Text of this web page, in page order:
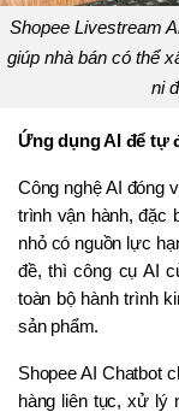
Shopee Livestream
giúp nhà bán có thể
ni
Ứng dụng AI để tự
Công nghệ AI đóng
trình vận hành, đặc
nhỏ có nguồn lực
đề, thì công cụ AI
toàn bộ hành trình
sản phẩm.
Shopee AI Chatbot
hàng liên tục, xử lý